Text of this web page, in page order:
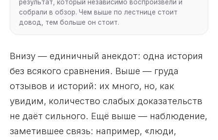
результат, который независимо воспроизвели и
собрали в обзор. Чем выше по лестнице стоит
довод, тем больше он стоит.
Внизу — единичный анекдот: одна история
без всякого сравнения. Выше — груда
отзывов и историй: их много, но, как
увидим, количество слабых доказательств
не даёт сильного. Ещё выше — наблюдение,
заметившее связь: например, «люди,